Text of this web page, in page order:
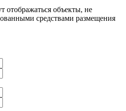
отображаться объекты, не
средствами размещения